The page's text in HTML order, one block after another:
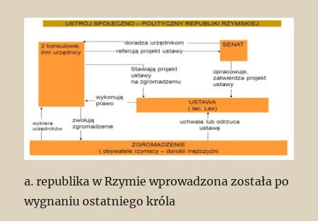
a. republika w Rzymie wprowadzona została po
wygnaniu ostatniego króla